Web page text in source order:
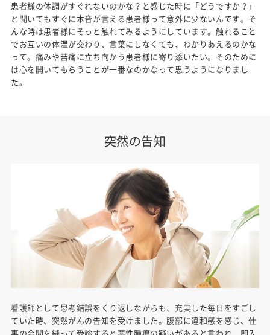
患者様の体調がすぐれないのかな？と感じた時に「どうですか？」
と聞いてもすぐに本音が言える患者様って意外に少ないんです。そ
んな時は患者様にそっと触れてみるようにしています。触れること
でお互いの体温が交わり、言葉にしなくても、わかりあえるのかな
って。痛みや苦痛に立ち向かう患者様に寄り添いたい。そのために
は心を開いてもらうことが一番なのかなって思うようになりまし
た。
突然の告知
看護師として思考錯誤をくり返しながらも、充実した毎日をすごし
ていた時、突然がんの告知を受けました。腹部に違和感を感じ、仕